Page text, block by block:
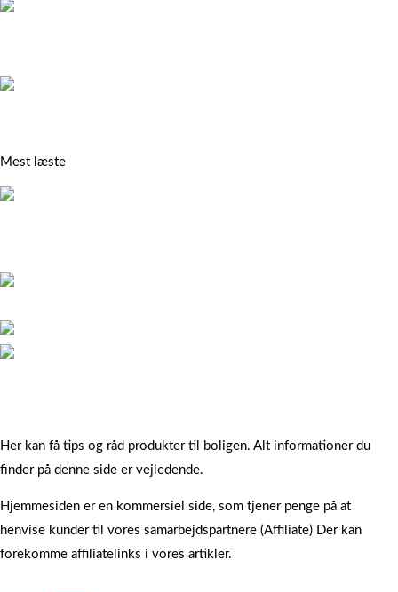
Mest læste
Her kan få tips og råd produkter til boligen. Alt informationer du
finder på denne side er vejledende.
Hjemmesiden er en kommersiel side, som tjener penge på at
henvise kunder til vores samarbejdspartnere (Affiliate) Der kan
forekomme affiliatelinks i vores artikler.